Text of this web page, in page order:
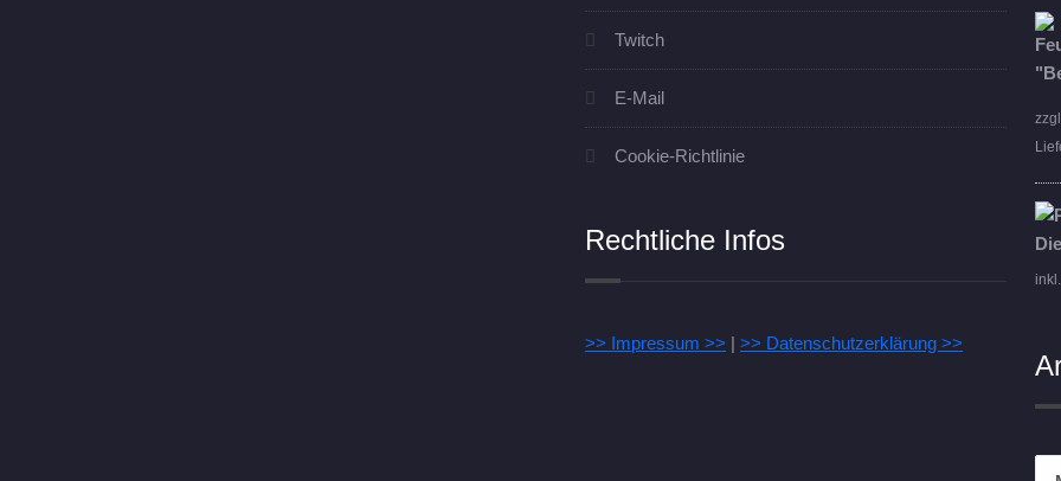
Twitch
E-Mail
Cookie-Richtlinie
Rechtliche Infos
>> Impressum >> | >> Datenschutzerklärung >>